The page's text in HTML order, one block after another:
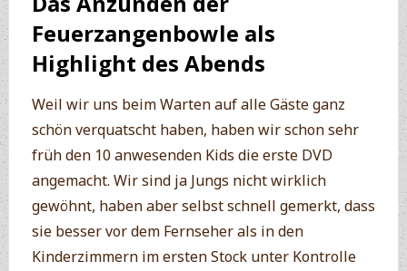
Feuerzangenbowle als
Highlight des Abends
Weil wir uns beim Warten auf alle Gäste ganz
schön verquatscht haben, haben wir schon sehr
früh den 10 anwesenden Kids die erste DVD
angemacht. Wir sind ja Jungs nicht wirklich
gewöhnt, haben aber selbst schnell gemerkt, dass
sie besser vor dem Fernseher als in den
Kinderzimmern im ersten Stock unter Kontrolle